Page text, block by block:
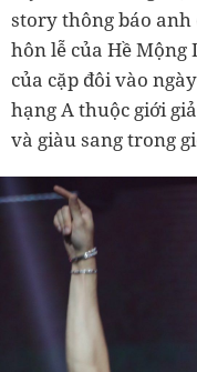
story thông báo anh
hôn lễ của Hề Mộng
của cặp đôi vào
hạng A thuộc giới
và giàu sang trong